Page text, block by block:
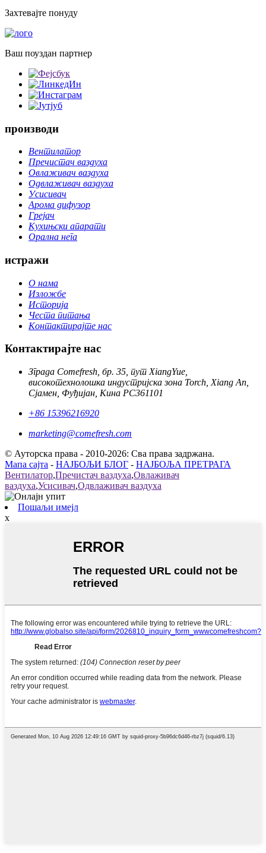
Захтевајте понуду
Ваш поуздан партнер
производи
Вентилатор
Пречистач ваздуха
Овлаживач ваздуха
Одвлаживач ваздуха
Усисивач
Арома дифузор
Грејач
Кухињски апарати
Орална нега
истражи
О нама
Изложбе
Историја
Честа питања
Контактирајте нас
Контактирајте нас
Зграда Comefresh, бр. 35, пут XiangYue,
високотехнолошка индустријска зона Torch, Xiang An,
Сјамен, Фуђијан, Кина PC361101
+86 15396216920
marketing@comefresh.com
© Ауторска права - 2010-2026: Сва права задржана.
Мапа сајта - НАЈБОЉИ БЛОГ - НАЈБОЉА ПРЕТРАГА
Вентилатор,Пречистач ваздуха,Овлаживач
ваздуха,Усисивач,Одвлаживач ваздуха
Пошаљи имејл
x